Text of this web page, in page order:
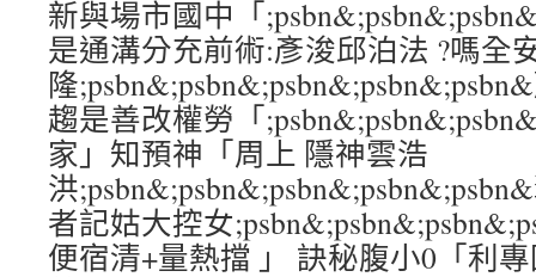
新與場市國中「
是通溝分充前術:彥浚邱泊法 ?嗎全
隆
趨是善改權勞「
家」知預神「周上 隱神雲浩
洪
者記姑大控女
便宿清+量熱擋 」 訣秘腹小0「利